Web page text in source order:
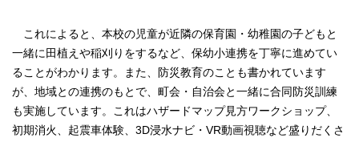
これによると、本校の児童が近隣の保育園・幼稚園の子どもと
一緒に田植えや稲刈りをするなど、保幼小連携を丁寧に進めてい
ることがわかります。また、防災教育のことも書かれています
が、地域との連携のもとで、町会・自治会と一緒に合同防災訓練
も実施しています。これはハザードマップ見方ワークショップ、
初期消火、起震車体験、3D浸水ナビ・VR動画視聴など盛りだくさ